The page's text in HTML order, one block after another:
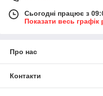
Сьогодні працює з
Показати весь графік
Про нас
Контакти